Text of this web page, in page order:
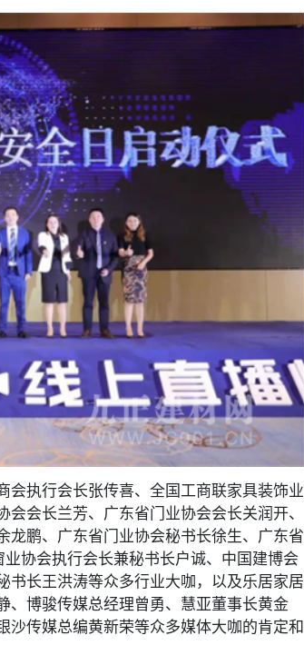
会执行会长张传喜、全国工商联家具装饰业
会长兰芳、广东省门业协会会长关润开、
龙鹏、广东省门业协会秘书长徐生、广东省
协会执行会长兼秘书长户诚、中国建博会
书长王洪涛等众多行业大咖，以及乐居家居
、博骏传媒总经理曾勇、慧亚董事长黄金
传媒总编黄新荣等众多媒体大咖的肯定和